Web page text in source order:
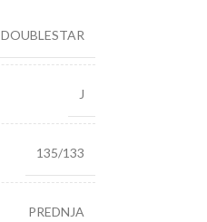
DOUBLESTAR
J
135/133
PREDNJA